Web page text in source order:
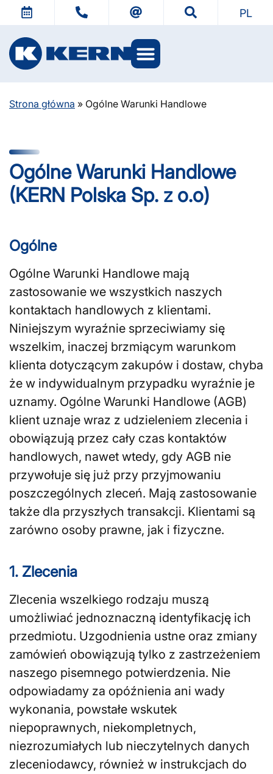
PL
Strona główna » Ogólne Warunki Handlowe
Ogólne Warunki Handlowe
(KERN Polska Sp. z o.o)
Ogólne
Ogólne Warunki Handlowe mają
zastosowanie we wszystkich naszych
kontaktach handlowych z klientami.
Niniejszym wyraźnie sprzeciwiamy się
wszelkim, inaczej brzmiącym warunkom
klienta dotyczącym zakupów i dostaw, chyba
że w indywidualnym przypadku wyraźnie je
uznamy. Ogólne Warunki Handlowe (AGB)
klient uznaje wraz z udzieleniem zlecenia i
obowiązują przez cały czas kontaktów
handlowych, nawet wtedy, gdy AGB nie
przywołuje się już przy przyjmowaniu
poszczególnych zleceń. Mają zastosowanie
także dla przyszłych transakcji. Klientami są
zarówno osoby prawne, jak i fizyczne.
1. Zlecenia
Zlecenia wszelkiego rodzaju muszą
umożliwiać jednoznaczną identyfikację ich
przedmiotu. Uzgodnienia ustne oraz zmiany
zamówień obowiązują tylko z zastrzeżeniem
naszego pisemnego potwierdzenia. Nie
odpowiadamy za opóźnienia ani wady
wykonania, powstałe wskutek
niepoprawnych, niekompletnych,
niezrozumiałych lub nieczytelnych danych
zleceniodawcy, również w instrukcjach do